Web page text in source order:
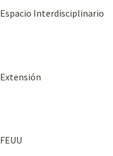
Espacio Interdisciplinario
Extensión
FEUU